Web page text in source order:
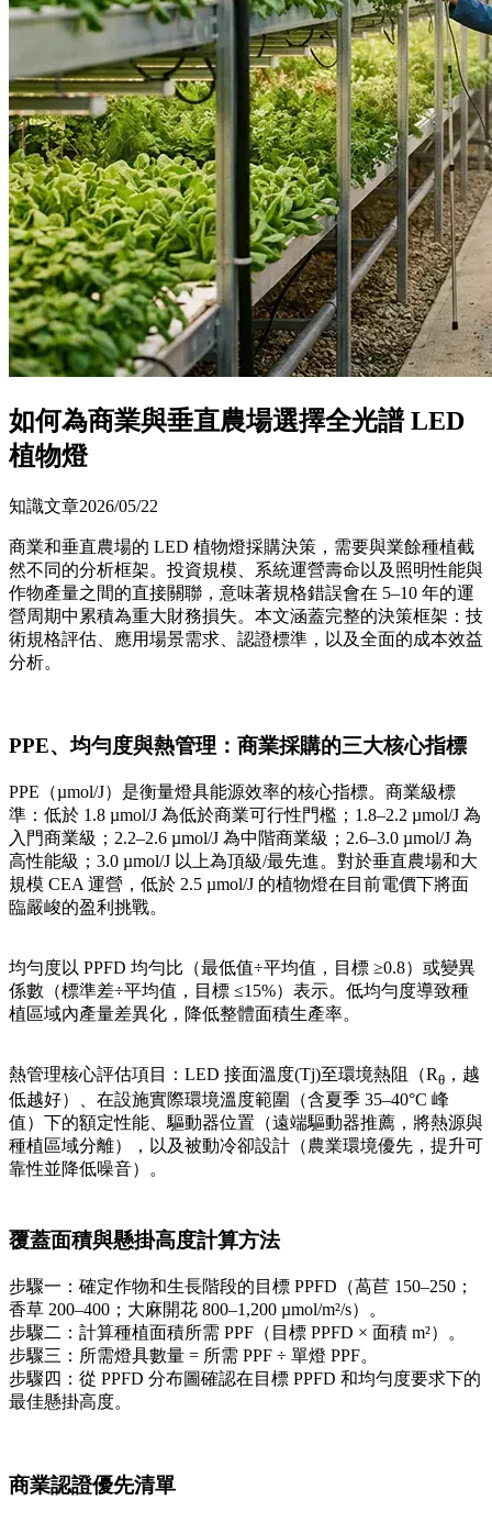
如何為商業與垂直農場選擇全光譜 LED
植物燈
知識⽂章2026/05/22
商業和垂直農場的 LED 植物燈採購決策，需要與業餘種植截
然不同的分析框架。投資規模、系統運營壽命以及照明性能與
作物產量之間的直接關聯，意味著規格錯誤會在 5–10 年的運
營周期中累積為重大財務損失。本文涵蓋完整的決策框架：技
術規格評估、應用場景需求、認證標準，以及全面的成本效益
分析。
PPE、均勻度與熱管理：商業採購的三大核心指標
PPE（µmol/J）是衡量燈具能源效率的核心指標。商業級標
準：低於 1.8 µmol/J 為低於商業可行性門檻；1.8–2.2 µmol/J 為
入門商業級；2.2–2.6 µmol/J 為中階商業級；2.6–3.0 µmol/J 為
高性能級；3.0 µmol/J 以上為頂級/最先進。對於垂直農場和大
規模 CEA 運營，低於 2.5 µmol/J 的植物燈在目前電價下將面
臨嚴峻的盈利挑戰。
均勻度以 PPFD 均勻比（最低值÷平均值，目標 ≥0.8）或變異
係數（標準差÷平均值，目標 ≤15%）表示。低均勻度導致種
植區域內產量差異化，降低整體面積生產率。
熱管理核心評估項目：LED 接面溫度(Tj)至環境熱阻（Rθ ，越
低越好）、在設施實際環境溫度範圍（含夏季 35–40°C 峰
值）下的額定性能、驅動器位置（遠端驅動器推薦，將熱源與
種植區域分離），以及被動冷卻設計（農業環境優先，提升可
靠性並降低噪音）。
覆蓋面積與懸掛高度計算方法
步驟一：確定作物和生長階段的目標 PPFD（萵苣 150–250；
香草 200–400；大麻開花 800–1,200 µmol/m²/s）。
步驟二：計算種植面積所需 PPF（目標 PPFD × 面積 m²）。
步驟三：所需燈具數量 = 所需 PPF ÷ 單燈 PPF。
步驟四：從 PPFD 分布圖確認在目標 PPFD 和均勻度要求下的
最佳懸掛高度。
商業認證優先清單